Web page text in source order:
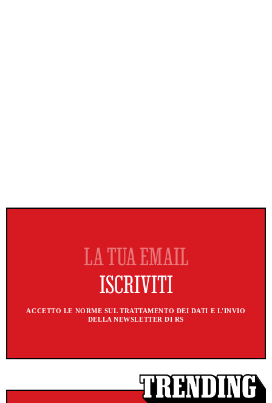
ACCETTO LE NORME SUL TRATTAMENTO DEI DATI E L'INVIO
DELLA NEWSLETTER DI RS